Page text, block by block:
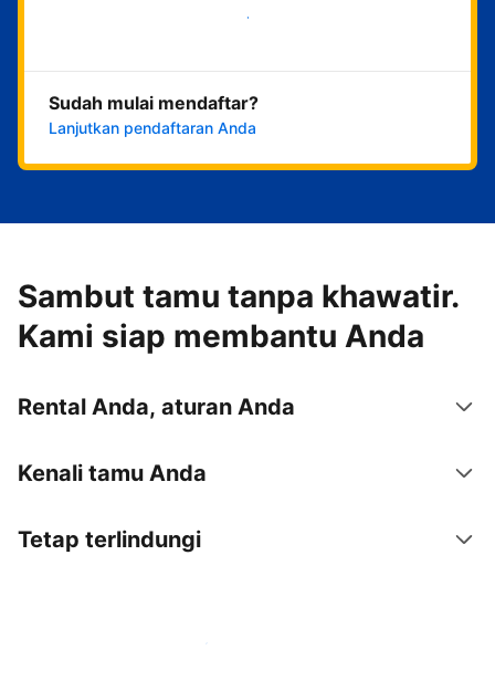
Mulai sekarang
Sudah mulai mendaftar?
Lanjutkan pendaftaran Anda
Sambut tamu tanpa khawatir.
Kami siap membantu Anda
Rental Anda, aturan Anda
Kenali tamu Anda
Tetap terlindungi
Jadi tuan rumah bersama kami sekarang